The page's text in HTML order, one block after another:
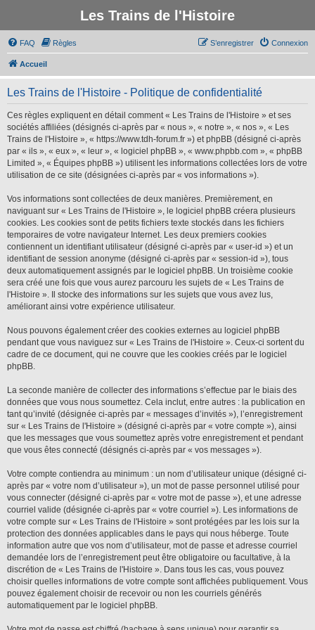
Les Trains de l'Histoire
FAQ Règles Connexion
S’enregistrer
Accueil
Les Trains de l'Histoire - Politique de confidentialité
Ces règles expliquent en détail comment « Les Trains de l'Histoire » et ses
sociétés affiliées (désignés ci-après par « nous », « notre », « nos », « Les
Trains de l'Histoire », « https://www.tdh-forum.fr ») et phpBB (désigné ci-après
par « ils », « eux », « leur », « logiciel phpBB », « www.phpbb.com », « phpBB
Limited », « Équipes phpBB ») utilisent les informations collectées lors de votre
utilisation de ce site (désignées ci-après par « vos informations »).
Vos informations sont collectées de deux manières. Premièrement, en
naviguant sur « Les Trains de l'Histoire », le logiciel phpBB créera plusieurs
cookies. Les cookies sont de petits fichiers texte stockés dans les fichiers
temporaires de votre navigateur Internet. Les deux premiers cookies
contiennent un identifiant utilisateur (désigné ci-après par « user-id ») et un
identifiant de session anonyme (désigné ci-après par « session-id »), tous
deux automatiquement assignés par le logiciel phpBB. Un troisième cookie
sera créé une fois que vous aurez parcouru les sujets de « Les Trains de
l'Histoire ». Il stocke des informations sur les sujets que vous avez lus,
améliorant ainsi votre expérience utilisateur.
Nous pouvons également créer des cookies externes au logiciel phpBB
pendant que vous naviguez sur « Les Trains de l'Histoire ». Ceux-ci sortent du
cadre de ce document, qui ne couvre que les cookies créés par le logiciel
phpBB.
La seconde manière de collecter des informations s’effectue par le biais des
données que vous nous soumettez. Cela inclut, entre autres : la publication en
tant qu’invité (désignée ci-après par « messages d’invités »), l’enregistrement
sur « Les Trains de l'Histoire » (désigné ci-après par « votre compte »), ainsi
que les messages que vous soumettez après votre enregistrement et pendant
que vous êtes connecté (désignés ci-après par « vos messages »).
Votre compte contiendra au minimum : un nom d’utilisateur unique (désigné ci-
après par « votre nom d’utilisateur »), un mot de passe personnel utilisé pour
vous connecter (désigné ci-après par « votre mot de passe »), et une adresse
courriel valide (désignée ci-après par « votre courriel »). Les informations de
votre compte sur « Les Trains de l'Histoire » sont protégées par les lois sur la
protection des données applicables dans le pays qui nous héberge. Toute
information autre que vos nom d’utilisateur, mot de passe et adresse courriel
demandée lors de l’enregistrement peut être obligatoire ou facultative, à la
discrétion de « Les Trains de l'Histoire ». Dans tous les cas, vous pouvez
choisir quelles informations de votre compte sont affichées publiquement. Vous
pouvez également choisir de recevoir ou non les courriels générés
automatiquement par le logiciel phpBB.